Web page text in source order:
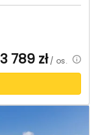
3 789 zł/ os.